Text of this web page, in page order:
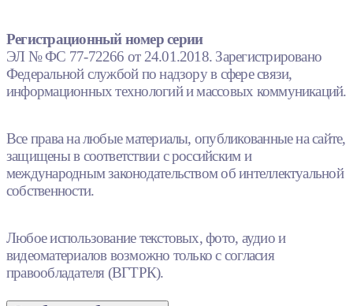
Регистрационный номер серии
ЭЛ № ФС 77-72266 от 24.01.2018. Зарегистрировано
Федеральной службой по надзору в сфере связи,
информационных технологий и массовых коммуникаций.
Все права на любые материалы, опубликованные на сайте,
защищены в соответствии с российским и
международным законодательством об интеллектуальной
собственности.
Любое использование текстовых, фото, аудио и
видеоматериалов возможно только с согласия
правообладателя (ВГТРК).